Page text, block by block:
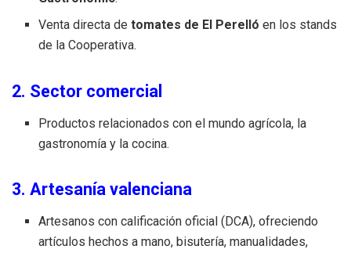
Venta directa detomates de El Perelló en los stands
de la Cooperativa.
2. Sector comercial
Productos relacionados con el mundo agrícola, la
gastronomía y la cocina.
3. Artesanía valenciana
Artesanos con calificación oficial (DCA), ofreciendo
artículos hechos a mano, bisutería, manualidades,